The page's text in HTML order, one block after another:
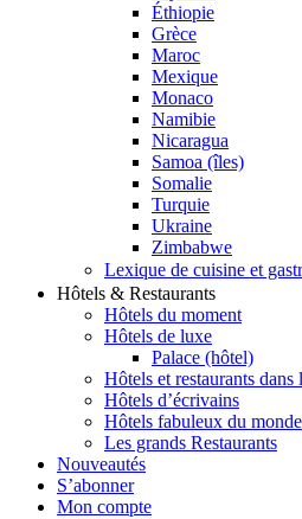
Éthiopie
Grèce
Maroc
Mexique
Monaco
Namibie
Nicaragua
Samoa (îles)
Somalie
Turquie
Ukraine
Zimbabwe
Lexique de cuisine et
Hôtels & Restaurants
Hôtels du moment
Hôtels de luxe
Palace (hôtel)
Hôtels et restaurants dans
Hôtels d’écrivains
Hôtels fabuleux du monde
Les grands Restaurants
Nouveautés
S’abonner
Mon compte